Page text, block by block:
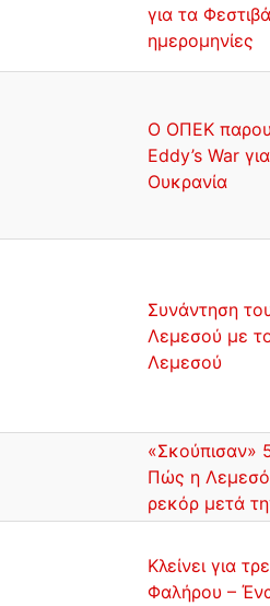
για τα
ημερομηνίες
Ο ΟΠΕΚ
Eddy’s War
Ουκρανία
Συνάντηση
Λεμεσού με
Λεμεσού
«Σκούπισαν»
Πώς η
ρεκόρ μετά
Κλείνει για
Φαλήρου –